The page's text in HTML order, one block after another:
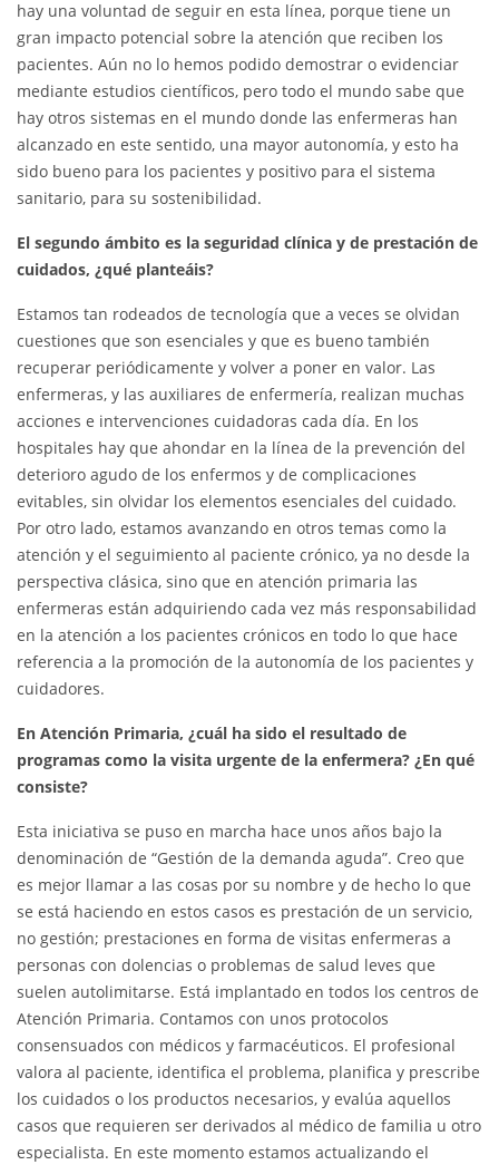
hay una voluntad de seguir en esta línea, porque tiene un
gran impacto potencial sobre la atención que reciben los
pacientes. Aún no lo hemos podido demostrar o evidenciar
mediante estudios científicos, pero todo el mundo sabe que
hay otros sistemas en el mundo donde las enfermeras han
alcanzado en este sentido, una mayor autonomía, y esto ha
sido bueno para los pacientes y positivo para el sistema
sanitario, para su sostenibilidad.
El segundo ámbito es la seguridad clínica y de prestación de
cuidados, ¿qué planteáis?
Estamos tan rodeados de tecnología que a veces se olvidan
cuestiones que son esenciales y que es bueno también
recuperar periódicamente y volver a poner en valor. Las
enfermeras, y las auxiliares de enfermería, realizan muchas
acciones e intervenciones cuidadoras cada día. En los
hospitales hay que ahondar en la línea de la prevención del
deterioro agudo de los enfermos y de complicaciones
evitables, sin olvidar los elementos esenciales del cuidado.
Por otro lado, estamos avanzando en otros temas como la
atención y el seguimiento al paciente crónico, ya no desde la
perspectiva clásica, sino que en atención primaria las
enfermeras están adquiriendo cada vez más responsabilidad
en la atención a los pacientes crónicos en todo lo que hace
referencia a la promoción de la autonomía de los pacientes y
cuidadores.
En Atención Primaria, ¿cuál ha sido el resultado de
programas como la visita urgente de la enfermera? ¿En qué
consiste?
Esta iniciativa se puso en marcha hace unos años bajo la
denominación de “Gestión de la demanda aguda”. Creo que
es mejor llamar a las cosas por su nombre y de hecho lo que
se está haciendo en estos casos es prestación de un servicio,
no gestión; prestaciones en forma de visitas enfermeras a
personas con dolencias o problemas de salud leves que
suelen autolimitarse. Está implantado en todos los centros de
Atención Primaria. Contamos con unos protocolos
consensuados con médicos y farmacéuticos. El profesional
valora al paciente, identifica el problema, planifica y prescribe
los cuidados o los productos necesarios, y evalúa aquellos
casos que requieren ser derivados al médico de familia u otro
especialista. En este momento estamos actualizando el